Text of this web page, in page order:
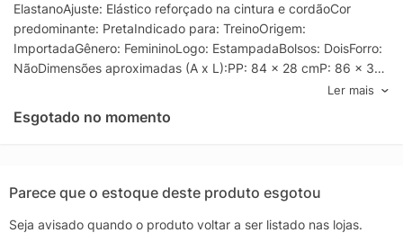
ElastanoAjuste: Elástico reforçado na cintura e cordãoCor
predominante: PretaIndicado para: TreinoOrigem:
ImportadaGênero: FemininoLogo: EstampadaBolsos: DoisForro:
NãoDimensões aproximadas (A x L):PP: 84 x 28 cmP: 86 x 31
Ler mais
Esgotado no momento
Parece que o estoque deste produto esgotou
Seja avisado quando o produto voltar a ser listado nas lojas.